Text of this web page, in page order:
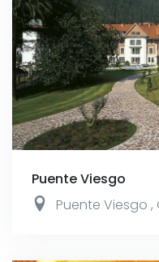
Puente Viesgo
Puente Viesgo ,